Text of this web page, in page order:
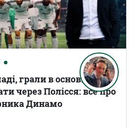
грали в основному
через Полісся: все про
Динамо